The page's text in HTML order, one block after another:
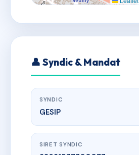
👤 Syndic & Mandat
SYNDIC
GESIP
SIRET SYNDIC